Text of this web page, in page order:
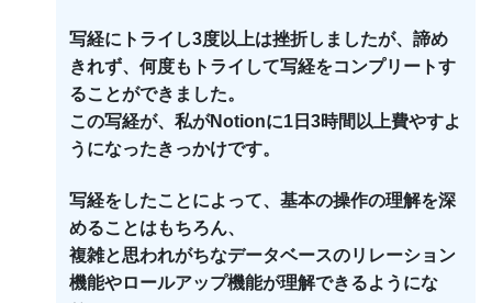
写経にトライし3度以上は挫折しましたが、諦め
きれず、何度もトライして写経をコンプリートす
ることができました。
この写経が、私がNotionに1日3時間以上費やすよ
うになったきっかけです。
写経をしたことによって、基本の操作の理解を深
めることはもちろん、
複雑と思われがちなデータベースのリレーション
機能やロールアップ機能が理解できるようにな